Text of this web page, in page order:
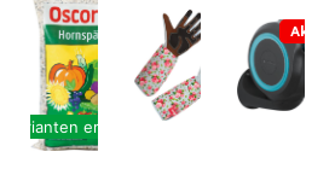
Varianten erhältlich
Aktion